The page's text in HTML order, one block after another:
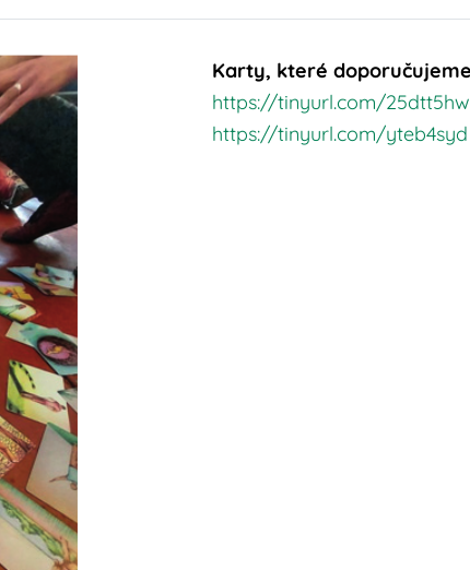
Karty, které
https://tinyurl.com/25dtt5hw
https://tinyurl.com/yteb4syd